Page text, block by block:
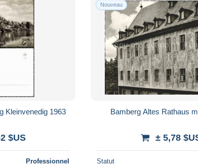
Kleinvenedig 1963
$US
Professionnel
Nouveau
Bamberg Altes Rathaus
± 5,78
Statut